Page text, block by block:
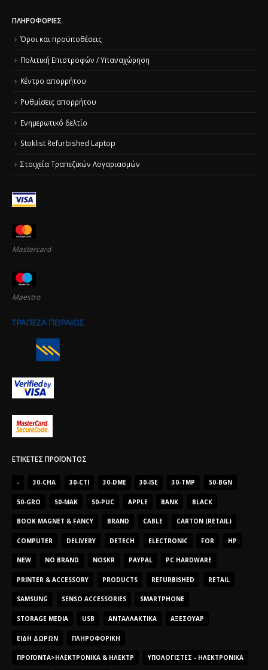
ΠΛΗΡΟΦΟΡΊΕΣ
Όροι και προϋποθέσεις
Πολιτική Επιστροφών / Υπαναχώρηση
Κέντρο απορρήτου
Ρυθμίσεις απορρήτου
Ενημερωτικό δελτίο
Stoklist Refurbished Laptop
Στοιχεία Τραπεζικών Λογαριασμών
Mastercard
Maestro
ΕΤΙΚΈΤΕΣ ΠΡΟΪΌΝΤΟΣ
- 30-CHA 30-CTI 30-DME 30-ISE 30-TMP 50-BGN
50-GRO 50-MAK 50-PUC APPLE BANK BLACK
BOOK MAGNET & FANCY BRAND CABLE CARTON (RETAIL)
COMPUTER DELIVERY DETECH ELECTRONIC FOR HP
NEW NO BRAND NOSKR PAYPAL PC HARDWARE
PRINTER & ACCESSORY PRODUCTS REFURBISHED RETAIL
SAMSUNG SENSO ACCESSORIES SMARTPHONE
STORAGE MEDIA USB ΑΝΤΑΛΛΑΚΤΙΚΆ ΑΞΕΣΟΥΆΡ
ΕΊΔΗ ΔΏΡΩΝ ΠΛΗΡΟΦΟΡΙΚΉ
ΠΡΟΪΌΝΤΑ>ΗΛΕΚΤΡΟΝΙΚΆ & ΗΛΕΚΤΡ ΥΠΟΛΟΓΙΣΤΈΣ - ΗΛΕΚΤΡΟΝΙΚΆ